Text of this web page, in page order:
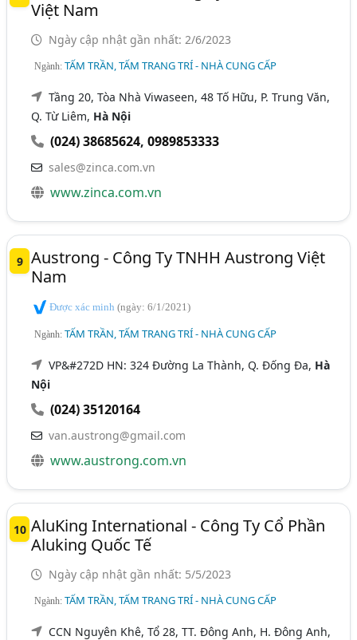
Việt Nam
Ngày cập nhật gần nhất: 2/6/2023
Ngành:TẤM TRẦN, TẤM TRANG TRÍ - NHÀ CUNG CẤP
Tầng 20, Tòa Nhà Viwaseen, 48 Tố Hữu, P. Trung Văn,
Q. Từ Liêm, Hà Nội
(024) 38685624,0989853333
sales@zinca.com.vn
www.zinca.com.vn
9 Austrong - Công Ty TNHH Austrong Việt
Nam
Được xác minh(ngày: 6/1/2021)
Ngành:TẤM TRẦN, TẤM TRANG TRÍ - NHÀ CUNG CẤP
VP&#272D HN: 324 Đường La Thành, Q. Đống Đa, Hà
Nội
(024) 35120164
van.austrong@gmail.com
www.austrong.com.vn
10 AluKing International - Công Ty Cổ Phần
Aluking Quốc Tế
Ngày cập nhật gần nhất: 5/5/2023
Ngành:TẤM TRẦN, TẤM TRANG TRÍ - NHÀ CUNG CẤP
CCN Nguyên Khê, Tổ 28, TT. Đông Anh, H. Đông Anh,